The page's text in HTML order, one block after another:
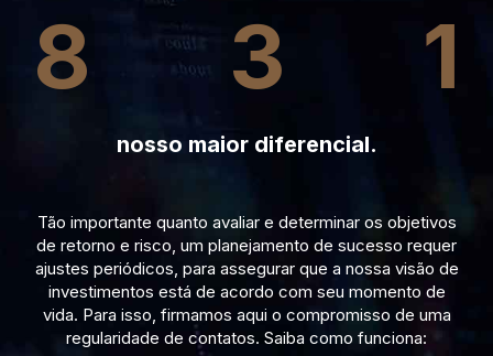
8 3 1
nosso maior diferencial.
Tão importante quanto avaliar e determinar os objetivos
de retorno e risco, um planejamento de sucesso requer
ajustes periódicos, para assegurar que a nossa visão de
investimentos está de acordo com seu momento de
vida. Para isso, firmamos aqui o compromisso de uma
regularidade de contatos. Saiba como funciona: